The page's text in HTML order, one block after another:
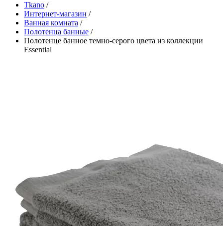
Tkano /
Интернет-магазин /
Ванная комната /
Полотенца банные /
Полотенце банное темно-серого цвета из коллекции
Essential